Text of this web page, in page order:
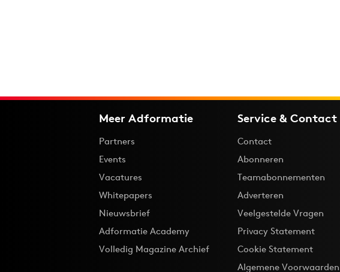
Meer Adformatie
Partners
Events
Vacatures
Whitepapers
Nieuwsbrief
Adformatie Academy
Volledig Magazine Archief
Service & Contact
Contact
Abonneren
Teamabonnementen
Adverteren
Veelgestelde Vragen
Privacy Statement
Cookie Statement
Algemene Voorwaarden